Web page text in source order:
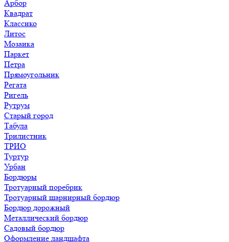
Арбор
Квадрат
Классико
Литос
Мозаика
Паркет
Петра
Прямоугольник
Регата
Ригель
Рутрум
Старый город
Табула
Трилистник
ТРИО
Туртур
Урбан
Бордюры
Тротуарный поребрик
Тротуарный шарнирный бордюр
Бордюр дорожный
Металлический бордюр
Садовый бордюр
Оформление ландшафта